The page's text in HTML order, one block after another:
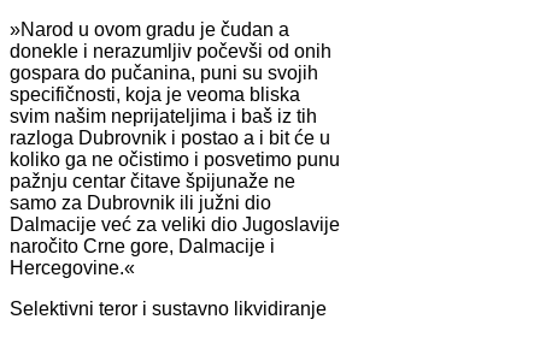
»Narod u ovom gradu je čudan a
donekle i nerazumljiv počevši od onih
gospara do pučanina, puni su svojih
specifičnosti, koja je veoma bliska
svim našim neprijateljima i baš iz tih
razloga Dubrovnik i postao a i bit će u
koliko ga ne očistimo i posvetimo punu
pažnju centar čitave špijunaže ne
samo za Dubrovnik ili južni dio
Dalmacije već za veliki dio Jugoslavije
naročito Crne gore, Dalmacije i
Hercegovine.«
Selektivni teror i sustavno likvidiranje